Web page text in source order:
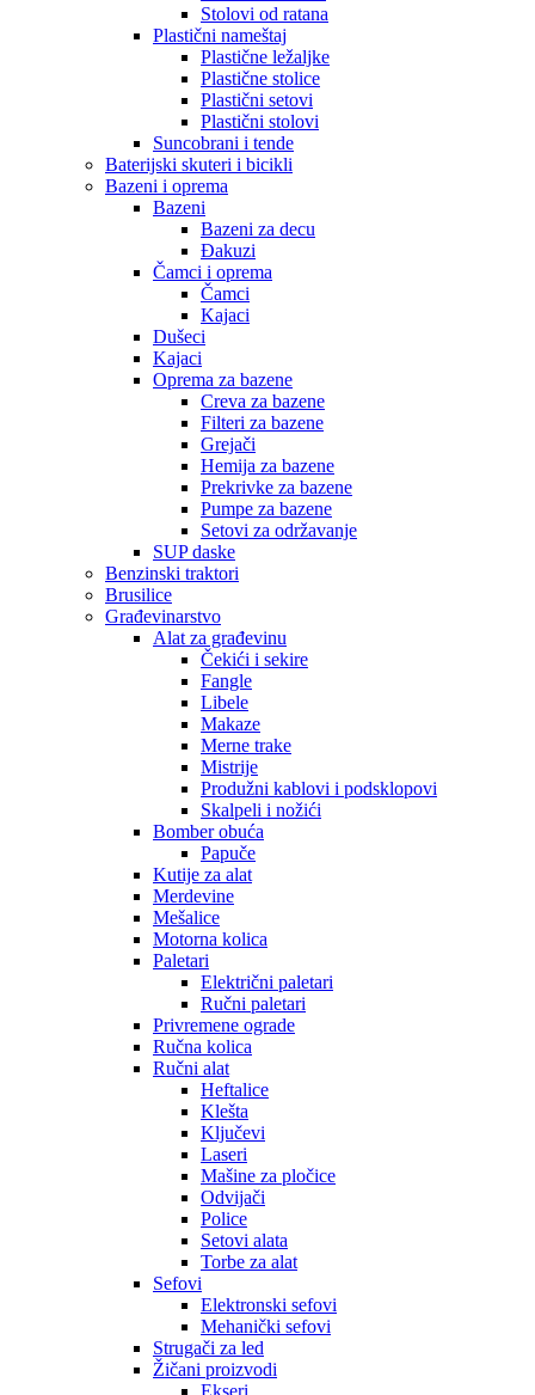
Stolovi od ratana
Plastični nameštaj
Plastične ležaljke
Plastične stolice
Plastični setovi
Plastični stolovi
Suncobrani i tende
Baterijski skuteri i bicikli
Bazeni i oprema
Bazeni
Bazeni za decu
Đakuzi
Čamci i oprema
Čamci
Kajaci
Dušeci
Kajaci
Oprema za bazene
Creva za bazene
Filteri za bazene
Grejači
Hemija za bazene
Prekrivke za bazene
Pumpe za bazene
Setovi za održavanje
SUP daske
Benzinski traktori
Brusilice
Građevinarstvo
Alat za građevinu
Čekići i sekire
Fangle
Libele
Makaze
Merne trake
Mistrije
Produžni kablovi i podsklopovi
Skalpeli i nožići
Bomber obuća
Papuče
Kutije za alat
Merdevine
Mešalice
Motorna kolica
Paletari
Električni paletari
Ručni paletari
Privremene ograde
Ručna kolica
Ručni alat
Heftalice
Klešta
Ključevi
Laseri
Mašine za pločice
Odvijači
Police
Setovi alata
Torbe za alat
Sefovi
Elektronski sefovi
Mehanički sefovi
Strugači za led
Žičani proizvodi
Ekseri